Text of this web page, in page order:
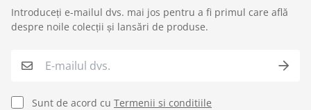
Introduceți e-mailul dvs. mai jos pentru a fi primul care află
despre noile colecții și lansări de produse.
Sunt de acord cu Termenii si conditiile
Service si garantii ›